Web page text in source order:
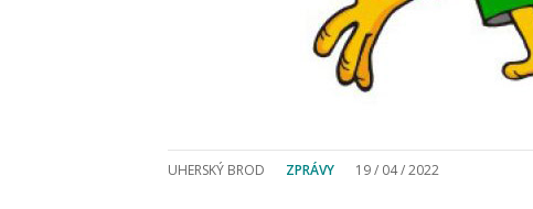
UHERSKÝ BROD ZPRÁVY 19 / 04 / 2022